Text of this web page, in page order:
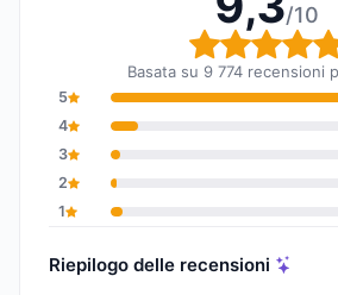
/10
Basata su 9 774 recensioni
5
4
3
2
1
Riepilogo delle recensioni